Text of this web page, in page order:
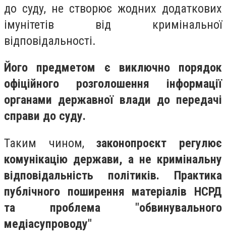
до суду, не створює жодних додаткових
імунітетів від кримінальної
відповідальності.
Його предметом є виключно порядок
офіційного розголошення інформації
органами державної влади до передачі
справи до суду.
Таким чином,законопроєкт регулює
комунікацію держави, а не кримінальну
відповідальність політиків. Практика
публічного поширення матеріалів НСРД
та проблема "обвинувального
медіасупроводу"